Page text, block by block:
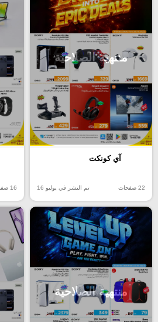
منتهية الصلاحية
آي كونكت
22 صفحات تم النشر في يوليو 16 16 صفحات
منتهية الصلاحية